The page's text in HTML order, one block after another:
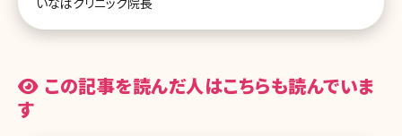
この記事を読んだ人はこちらも読んでいま
す